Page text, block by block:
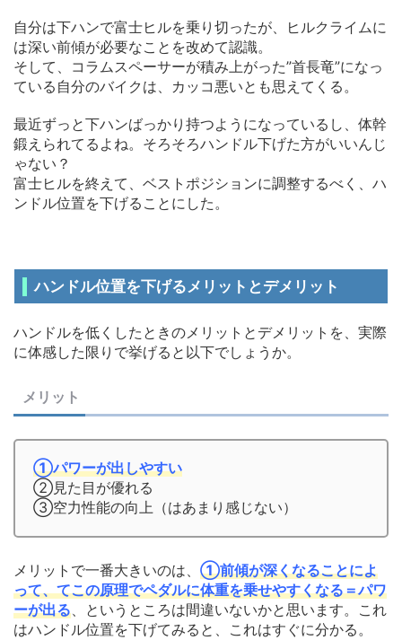
自分は下ハンで富士ヒルを乗り切ったが、ヒルクライムに
は深い前傾が必要なことを改めて認識。
そして、コラムスペーサーが積み上がった”首長竜”になっ
ている自分のバイクは、カッコ悪いとも思えてくる。
最近ずっと下ハンばっかり持つようになっているし、体幹
鍛えられてるよね。そろそろハンドル下げた方がいいんじ
ゃない？
富士ヒルを終えて、ベストポジションに調整するべく、ハ
ンドル位置を下げることにした。
ハンドル位置を下げるメリットとデメリット
ハンドルを低くしたときのメリットとデメリットを、実際
に体感した限りで挙げると以下でしょうか。
メリット
①パワーが出しやすい
②見た目が優れる
➂空力性能の向上（はあまり感じない）
メリットで一番大きいのは、 ①前傾が深くなることによ
って、てこの原理でペダルに体重を乗せやすくなる＝パワ
ーが出る、というところは間違いないかと思います。これ
はハンドル位置を下げてみると、これはすぐに分かる。